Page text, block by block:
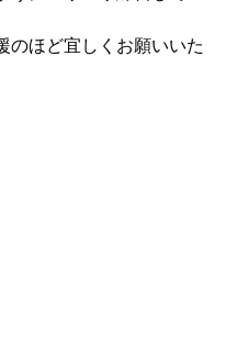
のほど宜しくお願いいた